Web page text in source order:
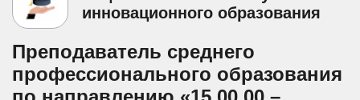
инновационного образования
Преподаватель среднего
профессионального образования